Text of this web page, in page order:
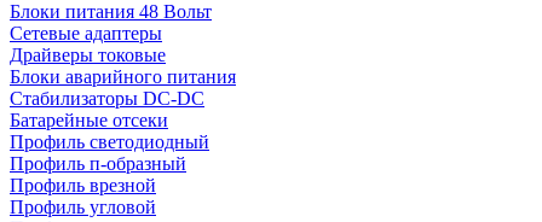
Блоки питания 48 Вольт
Сетевые адаптеры
Драйверы токовые
Блоки аварийного питания
Стабилизаторы DC-DC
Батарейные отсеки
Профиль светодиодный
Профиль п-образный
Профиль врезной
Профиль угловой